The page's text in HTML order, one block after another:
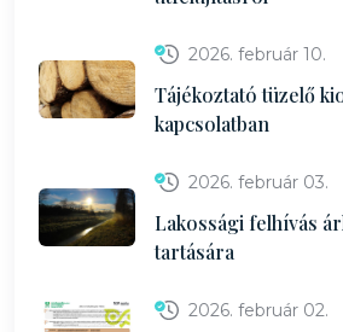
2026. február 10.
Tájékoztató tüzelő
kapcsolatban
2026. február 03.
Lakossági felhívás
tartására
2026. február 02.